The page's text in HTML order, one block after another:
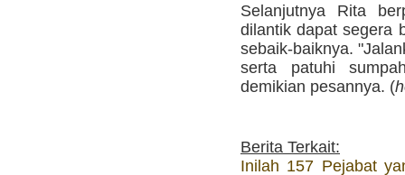
Selanjutnya Rita
dilantik dapat segera
sebaik-baiknya.
serta patuhi
demikian pesannya. (
Berita Terkait:
Inilah 157 Pejabat